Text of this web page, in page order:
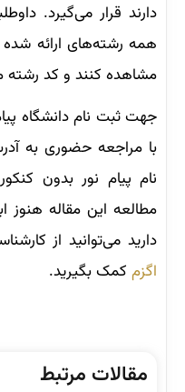
دارند قرار می‌گیرد.
همه رشته‌های ارائه شده
مشاهده کنند و کد رشته
جهت ثبت ‌نام دانشگاه
با مراجعه حضوری به
نام پیام نور بدون
مطالعه این مقاله هنوز
دارید می‌توانید از
اگزم کمک بگیرید.
مقالات مرتبط